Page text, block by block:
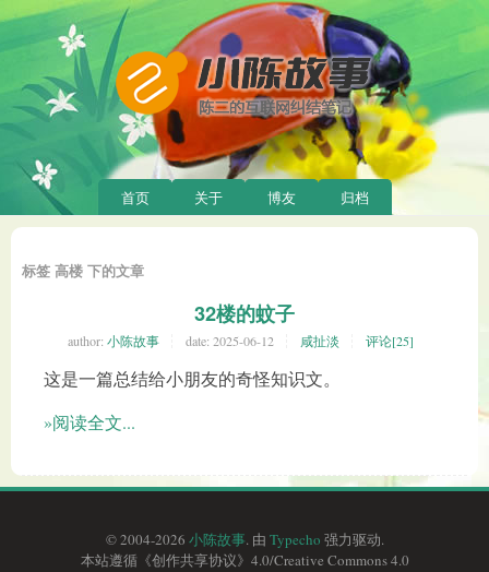
首页 关于 博友 归档
标签 高楼 下的文章
32楼的蚊子
author: 小陈故事 date: 2025-06-12 咸扯淡 评论[25]
这是一篇总结给小朋友的奇怪知识文。
»阅读全文...
© 2004-2026 小陈故事. 由 Typecho 强力驱动.
本站遵循《创作共享协议》4.0/Creative Commons 4.0